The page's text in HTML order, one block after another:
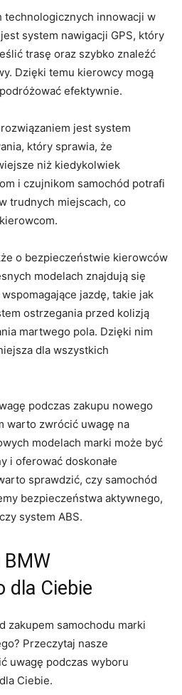
technologicznych innowacji w
system nawigacji‌ GPS, który
trasę oraz szybko znaleźć
Dzięki temu kierowcy mogą
efektywnie.
jest system
który sprawia, że
niż kiedykolwiek
i czujnikom ⁤samochód potrafi
trudnych miejscach, co
o bezpieczeństwie kierowców
modelach znajdują się
jazdę, takie jak
​ostrzegania przed kolizją
⁤martwego pola. Dzięki nim
dla wszystkich
podczas zakupu nowego
⁢warto zwrócić uwagę na
modelach marki może‍ być
i oferować doskonałe⁢
sprawdzić, czy samochód
bezpieczeństwa aktywnego,
system ABS.
dla Ciebie
zakupem samochodu marki
Przeczytaj nasze
uwagę podczas wyboru
Ciebie.